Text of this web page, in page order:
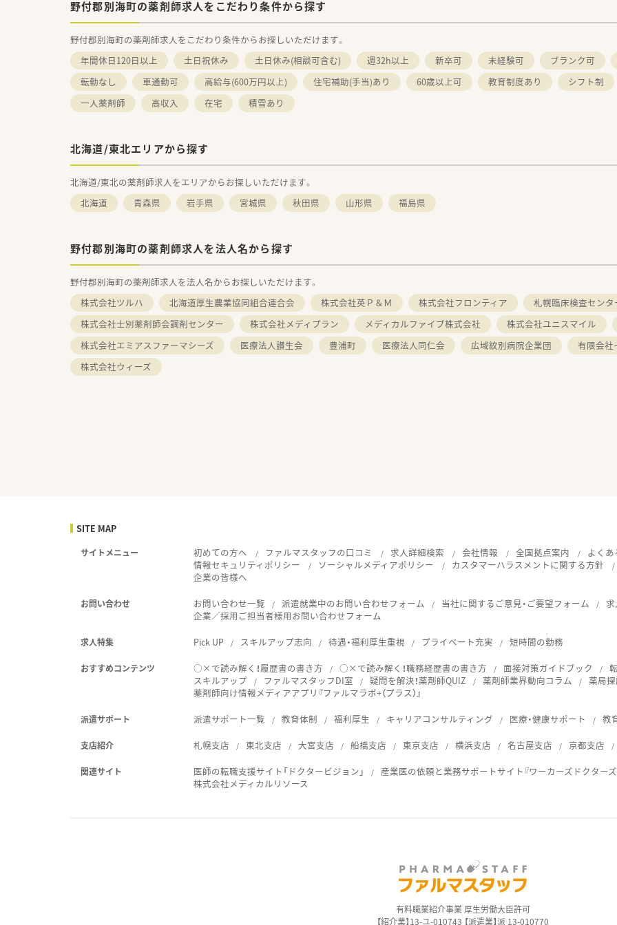
野付郡別海町の薬剤師求人をこだわり条件から探す
野付郡別海町の薬剤師求人をこだわり条件からお探しいただけます。
年間休日120日以上
土日祝休み 土日休み(相談可含む) 週32h以上 新卒可 未経験可
ブランク可
転勤なし
車通勤可 高給与(600万円以上) 住宅補助(手当)あり 60歳以上可 教育制度あり
シフト制
一人薬剤師
高収入 在宅 積雪あり
北海道/東北エリアから探す
北海道/東北の薬剤師求人をエリアからお探しいただけます。
北海道
青森県 岩手県 宮城県 秋田県 山形県 福島県
野付郡別海町の薬剤師求人を法人名から探す
野付郡別海町の薬剤師求人を法人名からお探しいただけます。
株式会社ツルハ
北海道厚生農業協同組合連合会 株式会社英Ｐ＆Ｍ 株式会社フロンティア
札幌臨床検査セン
株式会社士別薬剤師会調剤センター
株式会社メディプラン メディカルファイブ株式会社
株式会社ユニスマイル
株式会社エミアスファーマシーズ
医療法人讃生会 豊浦町 医療法人同仁会 広域紋別病院企業団
有限会社
株式会社ウィーズ
SITE MAP
サイトメニュー 初めての方へ ファルマスタッフの口コミ 求人詳細検索 会社情報 全国拠点案内
よく
情報セキュリティポリシー
ソーシャルメディアポリシー
カスタマーハラスメントに関する方針
企業の皆様へ
お問い合わせ お問い合わせ一覧 派遣就業中のお問い合わせフォーム 当社に関するご意見・ご要望フォーム
企業／採用ご担当者様用お問い合わせフォーム
求人特集 Pick UP スキルアップ志向 待遇・福利厚生重視 プライベート充実 短時間の勤務
おすすめコンテンツ ○×で読み解く！履歴書の書き方 ○×で読み解く！職務経歴書の書き方 面接対策ガイドブック
スキルアップ
ファルマスタッフDI室 疑問を解決！薬剤師QUIZ 薬剤師業界動向コラム
薬局
薬剤師向け情報メディアアプリ『ファルマラボ+（プラス）』
派遣サポート 派遣サポート一覧 教育体制 福利厚生 キャリアコンサルティング 医療・健康サポート 教
支店紹介 札幌支店 東北支店 大宮支店 船橋支店 東京支店 横浜支店 名古屋支店 京都支店
関連サイト 医師の転職支援サイト「ドクタービジョン」
産業医の依頼と業務サポートサイト『ワーカーズドクターズ
株式会社メディカルリソース
有料職業紹介事業 厚生労働大臣許可
【紹介業】13-ユ-010743 【派遣業】派 13-010770